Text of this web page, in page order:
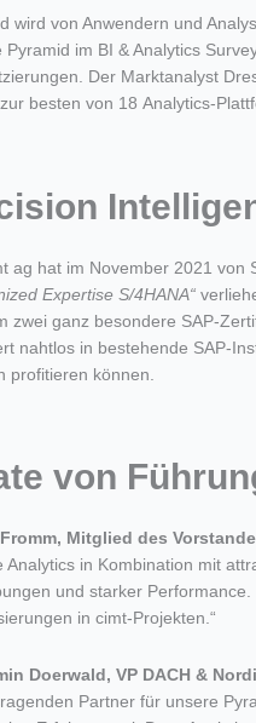
wird von Anwendern und
Pyramid im BI & Analytics
Der Marktanalyst
besten von 18 Analytics-
ag hat im November 2021 von
Expertise S/4HANA“
zwei ganz besondere SAP-
nahtlos in bestehende SAP-
profitieren können.
von
Mitglied des
Analytics in Kombination mit
und starker
in cimt-Projekten.“
Doerwald, VP DACH &
Partner für unsere